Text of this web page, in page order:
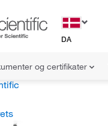
DA
og certifikater